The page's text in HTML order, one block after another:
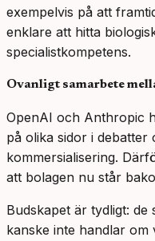
exempelvis på att
enklare att hitta
specialistkompetens.
Ovanligt samarbete
OpenAI och Anthropic
på olika sidor i
kommersialisering.
att bolagen nu står
Budskapet är tydligt:
kanske inte handlar